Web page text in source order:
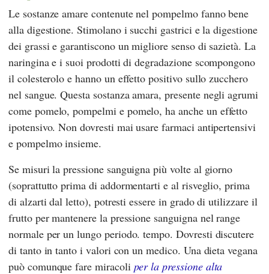
Le sostanze amare contenute nel pompelmo fanno bene
alla digestione. Stimolano i succhi gastrici e la digestione
dei grassi e garantiscono un migliore senso di sazietà. La
naringina e i suoi prodotti di degradazione scompongono
il colesterolo e hanno un effetto positivo sullo zucchero
nel sangue. Questa sostanza amara, presente negli agrumi
come pomelo, pompelmi e pomelo, ha anche un effetto
ipotensivo. Non dovresti mai usare farmaci antipertensivi
e pompelmo insieme.
Se misuri la pressione sanguigna più volte al giorno
(soprattutto prima di addormentarti e al risveglio, prima
di alzarti dal letto), potresti essere in grado di utilizzare il
frutto per mantenere la pressione sanguigna nel range
normale per un lungo periodo. tempo. Dovresti discutere
di tanto in tanto i valori con un medico. Una dieta vegana
può comunque fare miracoli per la pressione alta